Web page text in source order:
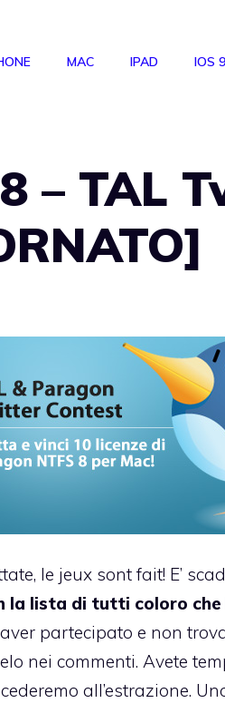
MAC IPAD IOS 9
– TAL
le jeux sont fait! E’
la lista di tutti coloro
partecipato e non
nei commenti. Avete
all’estrazione.